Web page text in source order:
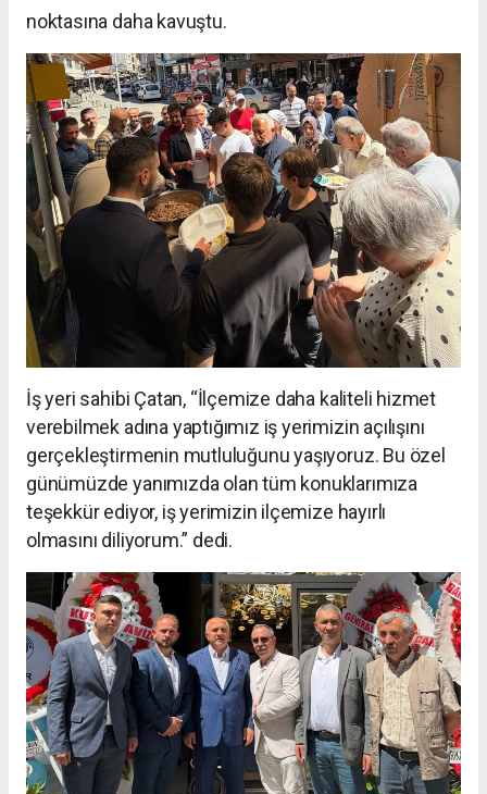
noktasına daha kavuştu.
İş yeri sahibi Çatan, “İlçemize daha kaliteli hizmet
verebilmek adına yaptığımız iş yerimizin açılışını
gerçekleştirmenin mutluluğunu yaşıyoruz. Bu özel
günümüzde yanımızda olan tüm konuklarımıza
teşekkür ediyor, iş yerimizin ilçemize hayırlı
olmasını diliyorum.” dedi.